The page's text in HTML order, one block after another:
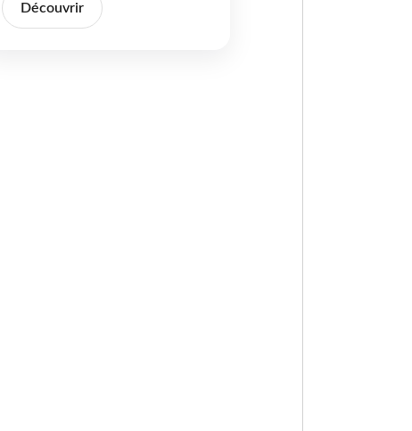
Découvrir